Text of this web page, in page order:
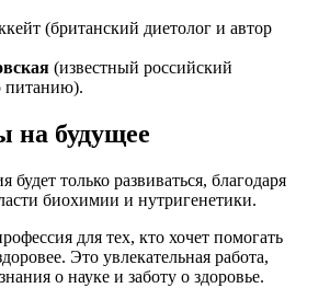
(британский диетолог и автор
(известный российский
питанию).
на будущее
только развиваться, благодаря
биохимии и нутригенетики.
для тех, кто хочет помогать
Это увлекательная работа,
о науке и заботу о здоровье.